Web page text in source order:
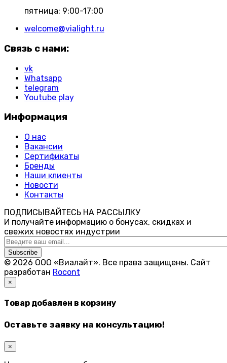
пятница: 9:00-17:00
welcome@vialight.ru
Связь с нами:
vk
Whatsapp
telegram
Youtube play
Информация
О нас
Вакансии
Сертификаты
Бренды
Наши клиенты
Новости
Контакты
ПОДПИСЫВАЙТЕСЬ НА РАССЫЛКУ
И получайте информацию о бонусах, скидках и
свежих новостях индустрии
Subscribe
© 2026 ООО «Виалайт». Все права защищены. Cайт
разработан Rocont
×
Товар добавлен в корзину
Оставьте заявку на консультацию!
×